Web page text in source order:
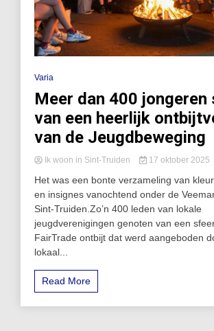
Varia
Meer dan 400 jongeren
van een heerlijk
van de Jeugdbeweging
Ik woon in Sint-Truiden 17 oktober 2025
Het was een bonte verzameling van
en insignes vanochtend onder de
Sint-Truiden.Zo’n 400 leden van lokale
jeugdverenigingen genoten van een
FairTrade ontbijt dat werd aangeboden
lokaal...
Read More